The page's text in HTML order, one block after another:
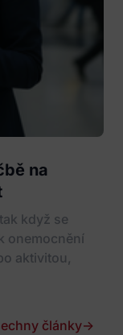
na
když se
onemocnění
aktivitou,
články→